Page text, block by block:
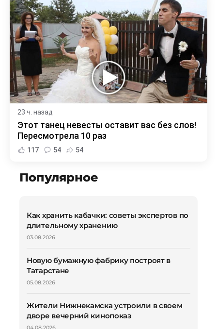
23 ч. назад
Этот танец невесты оставит вас без слов!
Пересмотрела 10 раз
117 54 54
Популярное
Как хранить кабачки: советы экспертов по
длительному хранению
03.08.2026
Новую бумажную фабрику построят в
Татарстане
05.08.2026
Жители Нижнекамска устроили в своем
дворе вечерний кинопоказ
04.08.2026